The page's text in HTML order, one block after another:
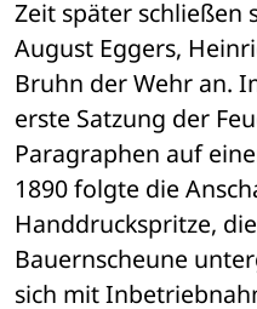
Zeit später schließen
August Eggers,
Bruhn der Wehr an.
erste Satzung der
Paragraphen auf
1890 folgte die
Handdruckspritze,
Bauernscheune
sich mit